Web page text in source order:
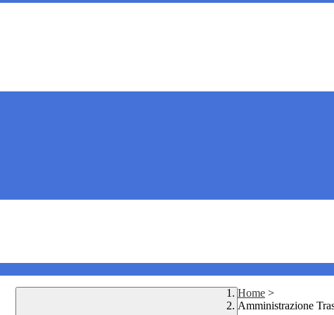
Home >
Amministrazione